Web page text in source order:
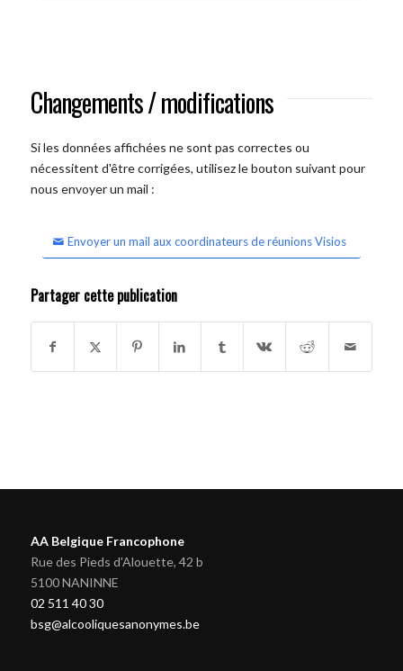
Changements / modifications
Si les données affichées ne sont pas correctes ou
nécessitent d'être corrigées, utilisez le bouton suivant pour
nous envoyer un mail :
Envoyer un mail aux coordinateurs de réunions Visios
Partager cette publication
AA Belgique Francophone
Rue des Pieds d'Alouette, 42 b
5100 NANINNE
02 511 40 30
bsg@alcooliquesanonymes.be